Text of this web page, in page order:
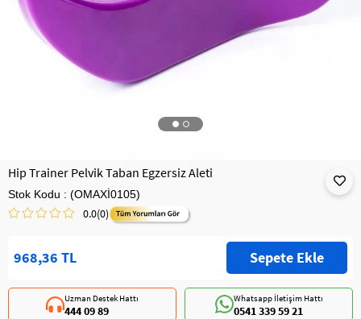
Hip Trainer Pelvik Taban Egzersiz Aleti
Stok Kodu (OMAXİ0105)
0.0(0)
968,36 TL
Whatsapp İletişim Hattı
0541 339 59 21
Uzman Destek Hattı
444 09 89